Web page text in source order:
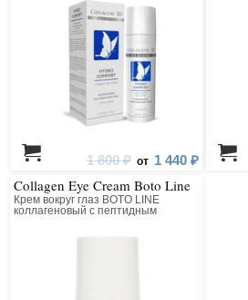
1 800 ₽ от 1 440 ₽
Collagen Eye Cream Boto Line
Крем вокруг глаз BOTO LINE
коллагеновый с пептидным